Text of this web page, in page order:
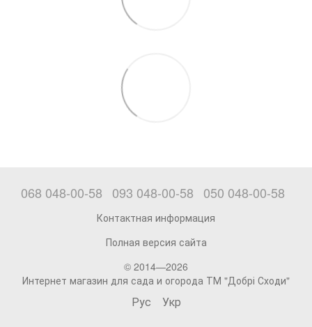
068 048-00-58 093 048-00-58 050 048-00-58
Контактная информация
Полная версия сайта
© 2014—2026
Интернет магазин для сада и огорода ТМ "Добрі Сходи"
Рус Укр